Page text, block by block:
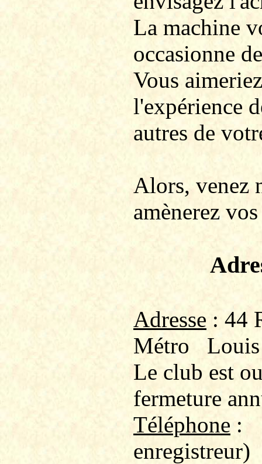
La machine
occasionne
Vous
l'expérience
autres de
Alors, venez
amènerez
Adresse : 44
Métro
Le club est
fermeture
Téléphone :
enregistreur)